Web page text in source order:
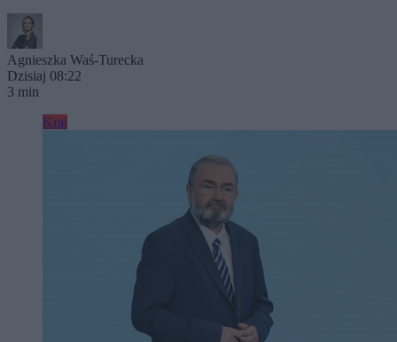
Agnieszka Waś-Turecka
Dzisiaj 08:22
3 min
Kraj